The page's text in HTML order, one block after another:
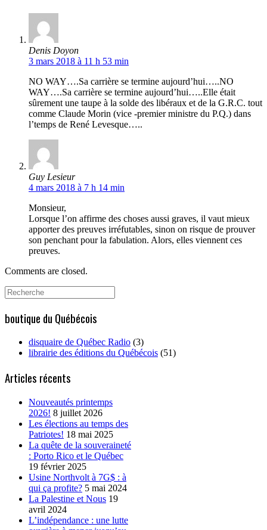
Denis Doyon
3 mars 2018 à 11 h 53 min
NO WAY….Sa carrière se termine aujourd’hui…..NO
WAY….Sa carrière se termine aujourd’hui…..Elle était
sûrement une taupe à la solde des libéraux et de la G.R.C. tout
comme Claude Morin (vice -premier ministre du P.Q.) dans
l’temps de René Levesque…..
Guy Lesieur
4 mars 2018 à 7 h 14 min
Monsieur,
Lorsque l’on affirme des choses aussi graves, il vaut mieux
apporter des preuves irréfutables, sinon on risque de prouver
son penchant pour la fabulation. Alors, elles viennent ces
preuves.
Comments are closed.
Search
for:
boutique du Québécois
disquaire de Québec Radio (3)
librairie des éditions du Québécois (51)
Articles récents
Nouveautés printemps
2026! 8 juillet 2026
Les élections au temps des
Patriotes! 18 mai 2025
La quête de la souveraineté
: Porto Rico et le Québec
19 février 2025
Usine Northvolt à 7G$ : à
qui ça profite? 5 mai 2024
La Palestine et Nous 19
avril 2024
L’indépendance : une lutte